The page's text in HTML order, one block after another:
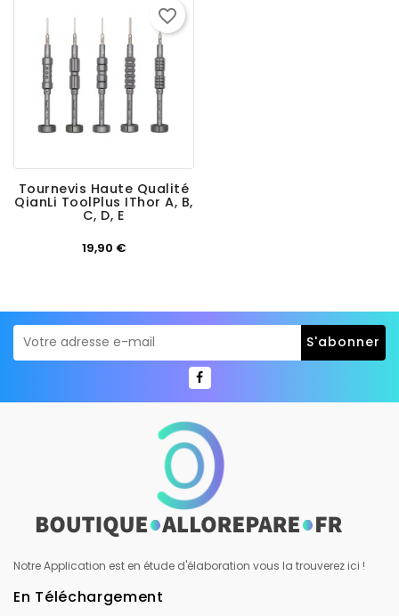
Tournevis Haute Qualité
QianLi ToolPlus IThor A, B,
C, D, E
19,90 €Prix
favorite_border
Notre Application est en étude d'élaboration vous la trouverez ici !
En Téléchargement